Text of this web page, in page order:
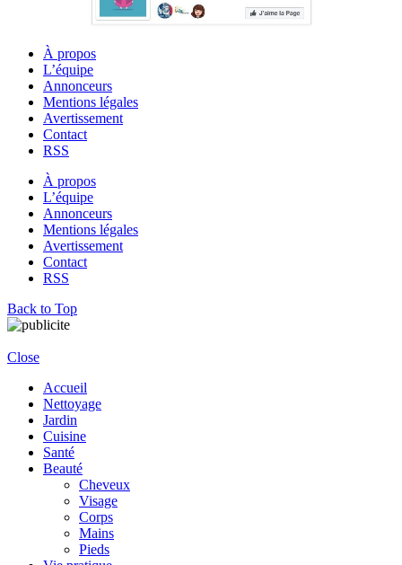
À propos
L’équipe
Annonceurs
Mentions légales
Avertissement
Contact
RSS
À propos
L’équipe
Annonceurs
Mentions légales
Avertissement
Contact
RSS
Back to Top
Close
Accueil
Nettoyage
Jardin
Cuisine
Santé
Beauté
Cheveux
Visage
Corps
Mains
Pieds